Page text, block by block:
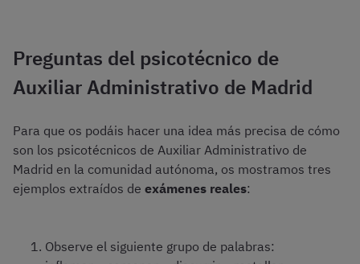
Preguntas del psicotécnico de
Auxiliar Administrativo de Madrid
Para que os podáis hacer una idea más precisa de cómo
son los psicotécnicos de Auxiliar Administrativo de
Madrid en la comunidad autónoma, os mostramos tres
ejemplos extraídos de exámenes reales:
Observe el siguiente grupo de palabras: